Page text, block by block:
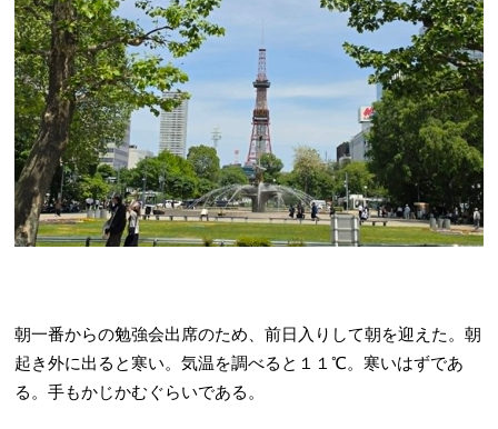
朝一番からの勉強会出席のため、前日入りして朝を迎えた。朝
起き外に出ると寒い。気温を調べると１１℃。寒いはずであ
る。手もかじかむぐらいである。